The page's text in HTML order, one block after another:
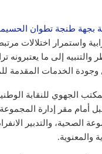
بجهة طنجة تطوان
واستمرار اختلالات
إلى ما
الخدمات المقدمة
الجهوي للنقابة
يوم السبت 4 أبريل المقبل أمام
الصحية، والتدبير
والمعنوية.